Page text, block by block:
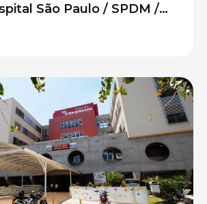
São Paulo / SPDM /